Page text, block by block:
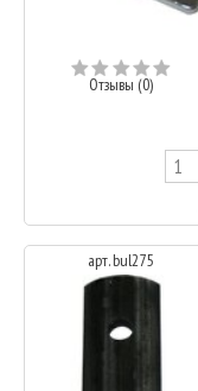
Отзывы (0)
арт. bul275